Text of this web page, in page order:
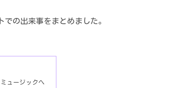
の出来事をまとめました。
ュージックへ